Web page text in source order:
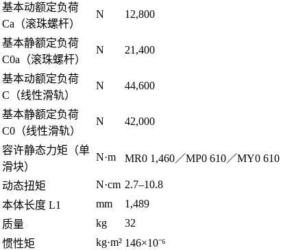
基本动额定负荷
Ca（滚珠螺杆）
N 12,800
基本静额定负荷
C0a（滚珠螺杆）
N 21,400
基本动额定负荷
C（线性滑轨）
N 44,600
基本静额定负荷
C0（线性滑轨）
N 42,000
容许静态力矩（单
滑块）
N·m MR0 1,460／MP0 610／MY0 610
动态扭矩 N·cm 2.7–10.8
本体长度 L1
mm
1,489
质量
kg
32
惯性矩
kg·m² 146×10⁻⁶